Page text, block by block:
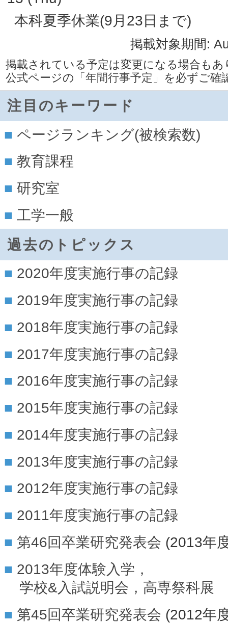
本科夏季休業(9月23日まで)
掲載対象期間:
掲載されている予定は変更になる場合もあ
公式ページの 「年間行事予定」 を必ずご確
注目のキーワード
ページランキング(被検索数)
教育課程
研究室
工学一般
過去のトピックス
2020年度実施行事の記録
2019年度実施行事の記録
2018年度実施行事の記録
2017年度実施行事の記録
2016年度実施行事の記録
2015年度実施行事の記録
2014年度実施行事の記録
2013年度実施行事の記録
2012年度実施行事の記録
2011年度実施行事の記録
第46回卒業研究発表会 (2013年
2013年度体験入学，
学校&入試説明会，高専祭科展
第45回卒業研究発表会 (2012年